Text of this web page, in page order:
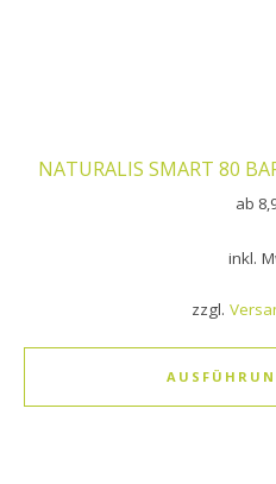
NATURALIS SMART 80
ab
inkl.
zzgl.